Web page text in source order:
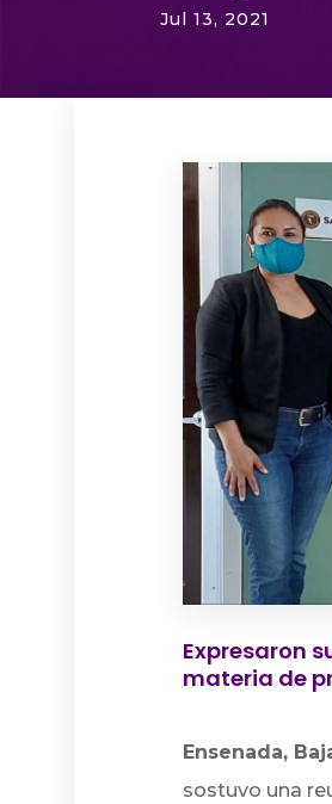
Jul 13, 2021
Expresaron
materia de
Ensenada,
sostuvo una